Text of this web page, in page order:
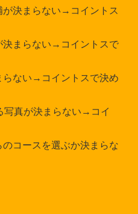
が決まらない→コイントス
決まらない→コイントスで
らない→コイントスで決め
写真が決まらない→コイ
のコースを選ぶか決まらな